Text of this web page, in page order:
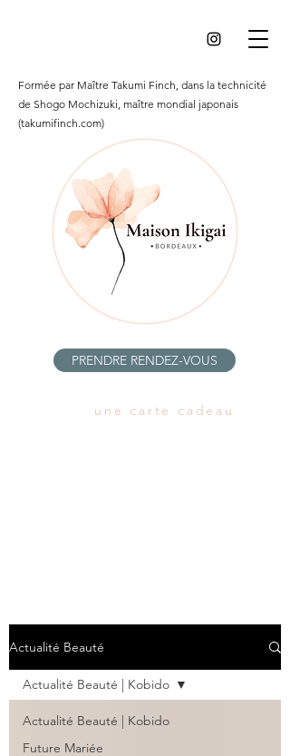
Formée par Maître Takumi Finch, dans la technicité
de Shogo Mochizuki, maître mondial japonais
(takumifinch.com)
PRENDRE RENDEZ-VOUS
une carte cadeau
Actualité Beauté
Actualité Beauté | Kobido
Future Mariée
Actualité Beauté | Kobido